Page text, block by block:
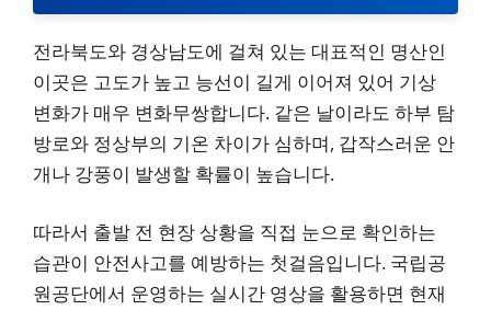
전라북도와 경상남도에 걸쳐 있는 대표적인 명산인
이곳은 고도가 높고 능선이 길게 이어져 있어 기상
변화가 매우 변화무쌍합니다. 같은 날이라도 하부 탐
방로와 정상부의 기온 차이가 심하며, 갑작스러운 안
개나 강풍이 발생할 확률이 높습니다.
따라서 출발 전 현장 상황을 직접 눈으로 확인하는
습관이 안전사고를 예방하는 첫걸음입니다. 국립공
원공단에서 운영하는 실시간 영상을 활용하면 현재